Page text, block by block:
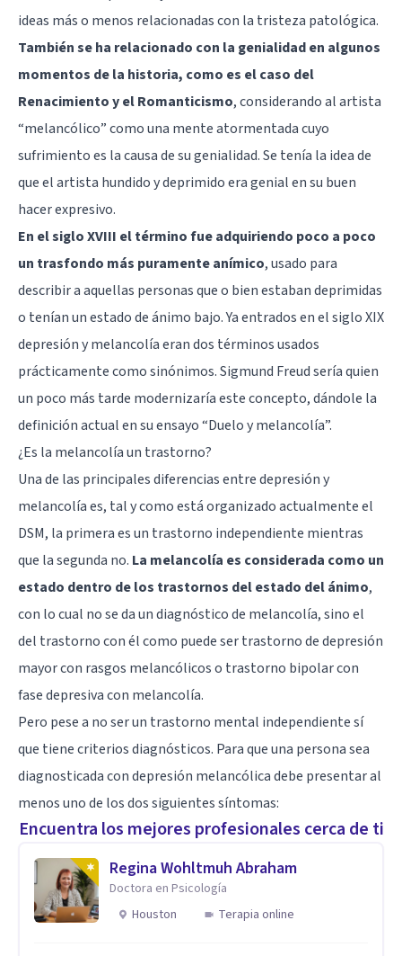
ideas más o menos relacionadas con la tristeza patológica.
También se ha relacionado con la genialidad en algunos
momentos de la historia, como es el caso del
Renacimiento y el Romanticismo, considerando al artista
“melancólico” como una mente atormentada cuyo
sufrimiento es la causa de su genialidad. Se tenía la idea de
que el artista hundido y deprimido era genial en su buen
hacer expresivo.
En el siglo XVIII el término fue adquiriendo poco a poco
un trasfondo más puramente anímico, usado para
describir a aquellas personas que o bien estaban deprimidas
o tenían un estado de ánimo bajo. Ya entrados en el siglo XIX
depresión y melancolía eran dos términos usados
prácticamente como sinónimos. Sigmund Freud sería quien
un poco más tarde modernizaría este concepto, dándole la
definición actual en su ensayo “Duelo y melancolía”.
¿Es la melancolía un trastorno?
Una de las principales diferencias entre depresión y
melancolía es, tal y como está organizado actualmente el
DSM, la primera es un trastorno independiente mientras
que la segunda no. La melancolía es considerada como un
estado dentro de los trastornos del estado del ánimo,
con lo cual no se da un diagnóstico de melancolía, sino el
del trastorno con él como puede ser trastorno de depresión
mayor con rasgos melancólicos o trastorno bipolar con
fase depresiva con melancolía.
Pero pese a no ser un trastorno mental independiente sí
que tiene criterios diagnósticos. Para que una persona sea
diagnosticada con depresión melancólica debe presentar al
menos uno de los dos siguientes síntomas:
Encuentra los mejores profesionales cerca de ti
Regina Wohltmuh Abraham
Doctora en Psicología
Houston
Terapia online